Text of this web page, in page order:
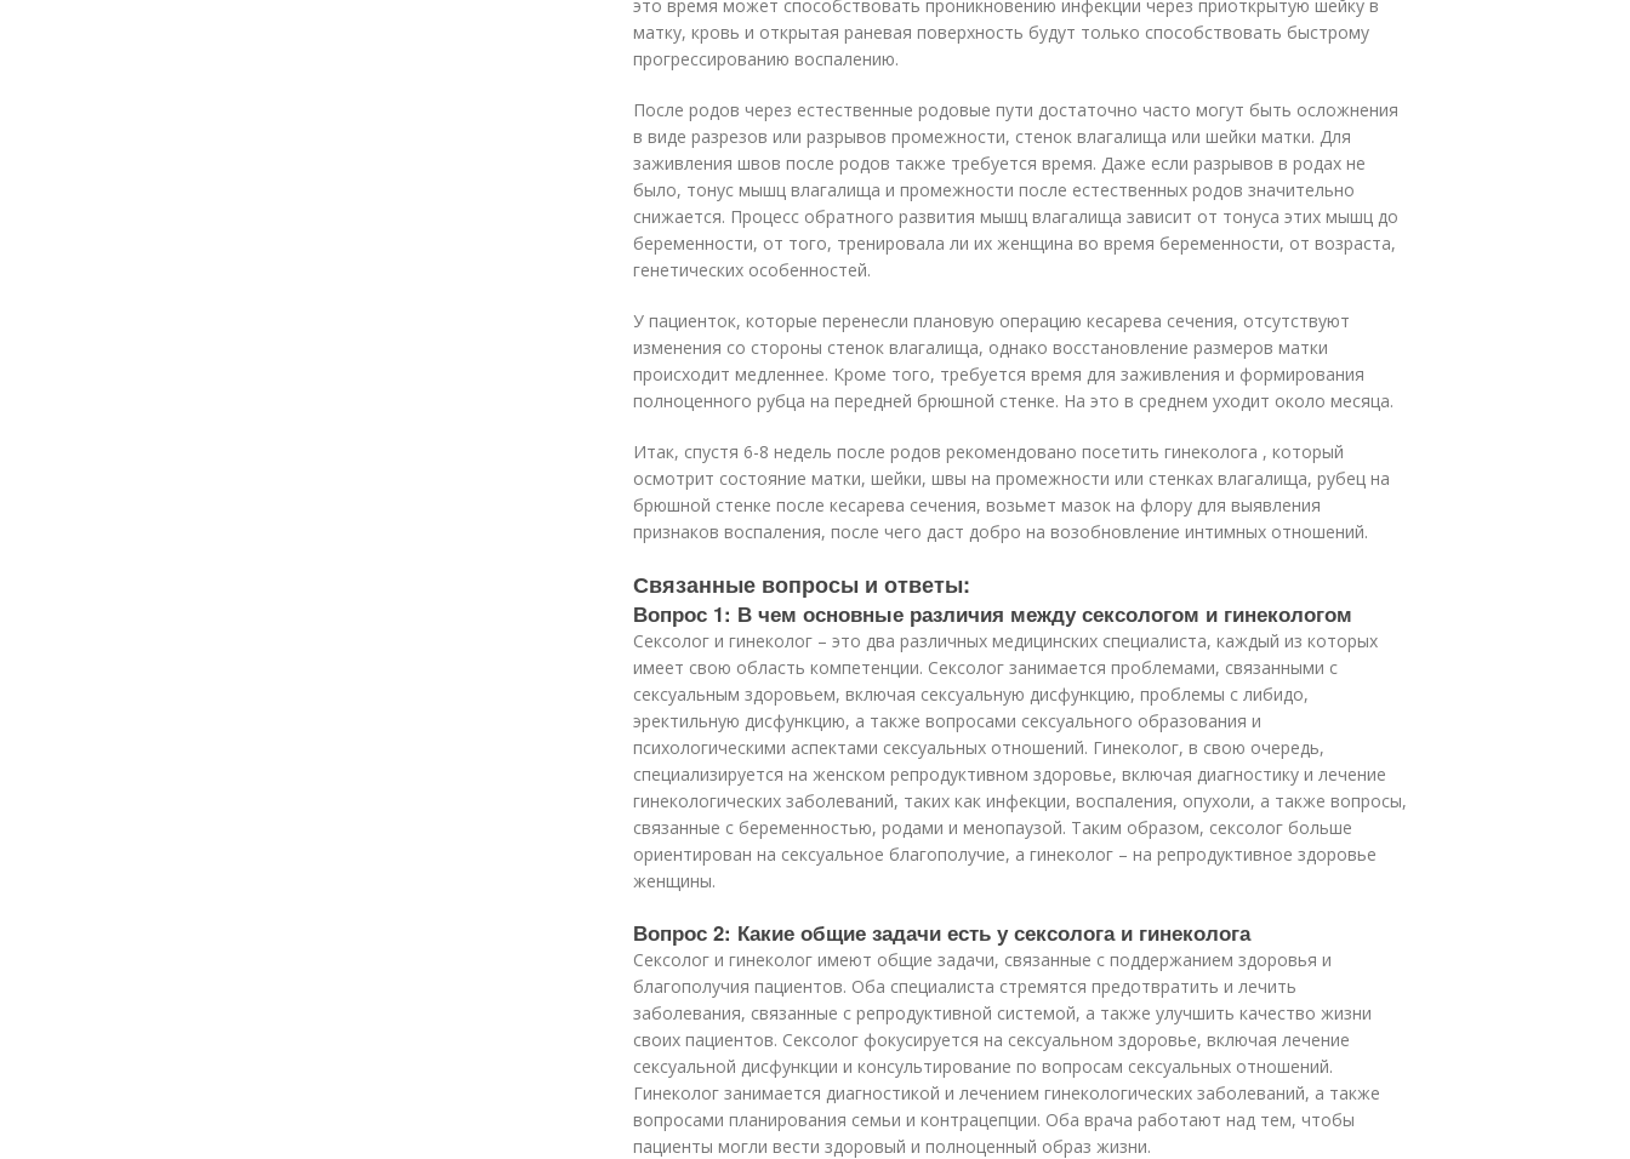
это время может способствовать проникновению инфекции через приоткрытую шейку в
матку, кровь и открытая раневая поверхность будут только способствовать быстрому
прогрессированию воспалению.
После родов через естественные родовые пути достаточно часто могут быть осложнения
в виде разрезов или разрывов промежности, стенок влагалища или шейки матки. Для
заживления швов после родов также требуется время. Даже если разрывов в родах не
было, тонус мышц влагалища и промежности после естественных родов значительно
снижается. Процесс обратного развития мышц влагалища зависит от тонуса этих мышц до
беременности, от того, тренировала ли их женщина во время беременности, от возраста,
генетических особенностей.
У пациенток, которые перенесли плановую операцию кесарева сечения, отсутствуют
изменения со стороны стенок влагалища, однако восстановление размеров матки
происходит медленнее. Кроме того, требуется время для заживления и формирования
полноценного рубца на передней брюшной стенке. На это в среднем уходит около месяца.
Итак, спустя 6-8 недель после родов рекомендовано посетить гинеколога , который
осмотрит состояние матки, шейки, швы на промежности или стенках влагалища, рубец на
брюшной стенке после кесарева сечения, возьмет мазок на флору для выявления
признаков воспаления, после чего даст добро на возобновление интимных отношений.
Связанные вопросы и ответы:
Вопрос 1: В чем основные различия между сексологом и гинекологом
Сексолог и гинеколог – это два различных медицинских специалиста, каждый из которых
имеет свою область компетенции. Сексолог занимается проблемами, связанными с
сексуальным здоровьем, включая сексуальную дисфункцию, проблемы с либидо,
эректильную дисфункцию, а также вопросами сексуального образования и
психологическими аспектами сексуальных отношений. Гинеколог, в свою очередь,
специализируется на женском репродуктивном здоровье, включая диагностику и лечение
гинекологических заболеваний, таких как инфекции, воспаления, опухоли, а также вопросы,
связанные с беременностью, родами и менопаузой. Таким образом, сексолог больше
ориентирован на сексуальное благополучие, а гинеколог – на репродуктивное здоровье
женщины.
Вопрос 2: Какие общие задачи есть у сексолога и гинеколога
Сексолог и гинеколог имеют общие задачи, связанные с поддержанием здоровья и
благополучия пациентов. Оба специалиста стремятся предотвратить и лечить
заболевания, связанные с репродуктивной системой, а также улучшить качество жизни
своих пациентов. Сексолог фокусируется на сексуальном здоровье, включая лечение
сексуальной дисфункции и консультирование по вопросам сексуальных отношений.
Гинеколог занимается диагностикой и лечением гинекологических заболеваний, а также
вопросами планирования семьи и контрацепции. Оба врача работают над тем, чтобы
пациенты могли вести здоровый и полноценный образ жизни.